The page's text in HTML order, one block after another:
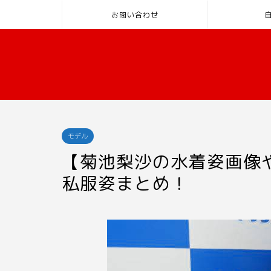
お問い合わせ
モデル
【菊池梨沙の水着姿画
私服姿まとめ！